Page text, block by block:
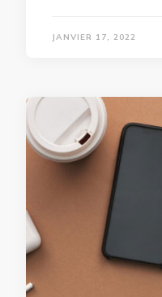
JANVIER 17, 2022